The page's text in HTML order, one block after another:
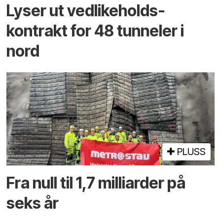
Lyser ut vedlikeholds­
kontrakt for 48 tunneler i
nord
PLUSS
Fra null til 1,7 milliarder på
seks år